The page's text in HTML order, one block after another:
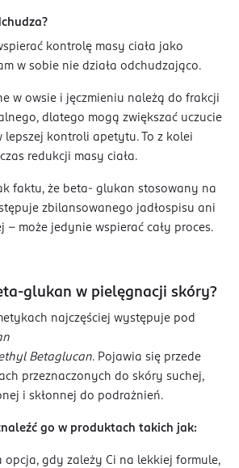
kontrolę masy ciała jako
w sobie nie działa odchudzająco.
w owsie i jęczmieniu należą do frakcji
dlatego mogą zwiększać uczucie
lepszej kontroli apetytu. To z kolei
redukcji masy ciała.
faktu, że beta- glukan stosowany na
zbilansowanego jadłospisu ani
– może jedynie wspierać cały proces.
glukan w pielęgnacji skóry?
najczęściej występuje pod
Betaglucan. Pojawia się przede
przeznaczonych do skóry suchej,
i skłonnej do podrażnień.
go w produktach takich jak:
opcja, gdy zależy Ci na lekkiej formule,